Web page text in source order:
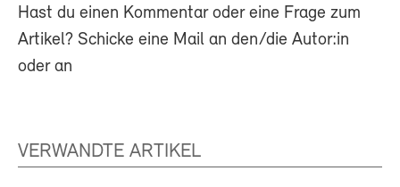
Hast du einen Kommentar oder eine Frage zum
Artikel? Schicke eine Mail an den/die Autor:in
oder an
VERWANDTE ARTIKEL